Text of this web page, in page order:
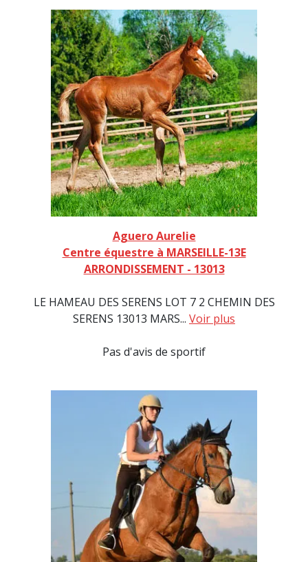
Aguero Aurelie
Centre équestre à MARSEILLE-13E
ARRONDISSEMENT - 13013
LE HAMEAU DES SERENS LOT 7 2 CHEMIN DES
SERENS 13013 MARS... Voir plus
Pas d'avis de sportif